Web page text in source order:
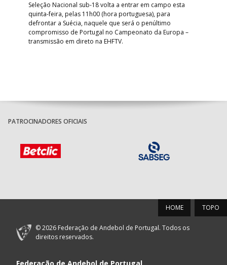
Seleção Nacional sub-18 volta a entrar em campo esta
quinta-feira, pelas 11h00 (hora portuguesa), para
defrontar a Suécia, naquele que será o penúltimo
compromisso de Portugal no Campeonato da Europa –
transmissão em direto na EHFTV.
PATROCINADORES OFICIAIS
TOPO
HOME
© 2026 Federação de Andebol de Portugal. Todos os
direitos reservados.